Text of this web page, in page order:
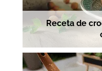
Receta de